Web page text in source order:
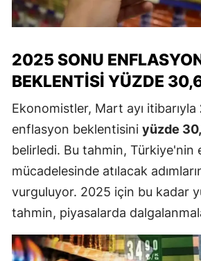
2025 SONU
BEKLENTISI YÜZDE
Ekonomistler, Mart ayı itibarıyla
enflasyon beklentisini yüzde
belirledi. Bu tahmin, Türkiye'nin
mücadelesinde atılacak
vurguluyor. 2025 için bu kadar
tahmin, piyasalarda